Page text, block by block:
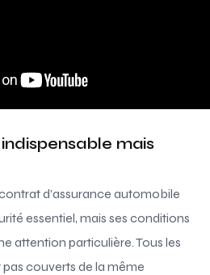
indispensable mais
d’assurance automobile
essentiel, mais ses conditions
attention particulière. Tous les
couverts de la même